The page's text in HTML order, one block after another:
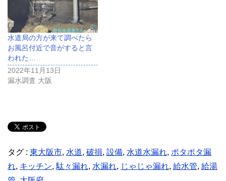
水道局の方が来て調べたら
お風呂付近で音がすると言
われた…
2022年11月13日
漏水調査 大阪
タグ : 東大阪市, 水道, 破損, 設備, 水道水漏れ, ポタポタ漏
れ, キッチン, 駄々漏れ, 水漏れ, じゃじゃ漏れ, 給水管, 給湯